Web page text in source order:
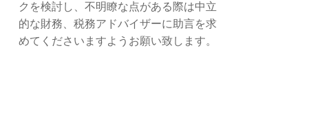
クを検討し、不明瞭な点がある際は中立
的な財務、税務アドバイザーに助言を求
めてくださいますようお願い致します。